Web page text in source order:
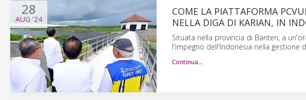
28
AUG '24
COME LA PIATTAFORMA
NELLA DIGA DI KARIAN, IN
Situata nella provincia di Banten, a
l'impegno dell'Indonesia nella gestione
Continua…